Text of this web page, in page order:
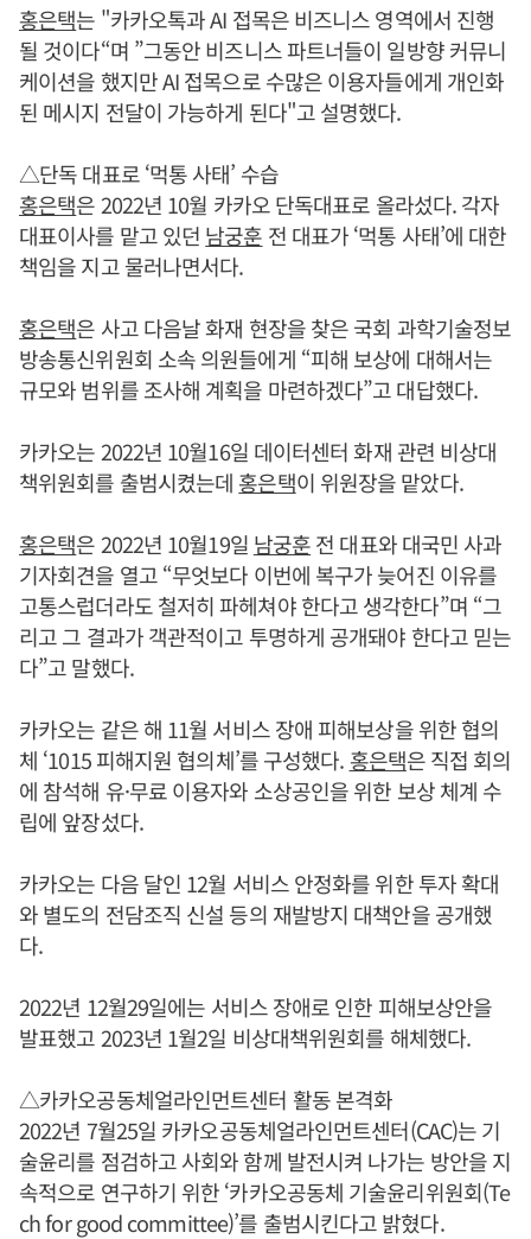
홍은택는 "카카오톡과 AI 접목은 비즈니스 영역에서 진행
될 것이다“며 ”그동안 비즈니스 파트너들이 일방향 커뮤니
케이션을 했지만 AI 접목으로 수많은 이용자들에게 개인화
된 메시지 전달이 가능하게 된다"고 설명했다.
△단독 대표로 ‘먹통 사태’ 수습
홍은택은 2022년 10월 카카오 단독대표로 올라섰다. 각자
대표이사를 맡고 있던 남궁훈 전 대표가 ‘먹통 사태’에 대한
책임을 지고 물러나면서다.
홍은택은 사고 다음날 화재 현장을 찾은 국회 과학기술정보
방송통신위원회 소속 의원들에게 “피해 보상에 대해서는
규모와 범위를 조사해 계획을 마련하겠다”고 대답했다.
카카오는 2022년 10월16일 데이터센터 화재 관련 비상대
책위원회를 출범시켰는데 홍은택이 위원장을 맡았다.
홍은택은 2022년 10월19일 남궁훈전 대표와 대국민 사과
기자회견을 열고 “무엇보다 이번에 복구가 늦어진 이유를
고통스럽더라도 철저히 파헤쳐야 한다고 생각한다”며 “그
리고 그 결과가 객관적이고 투명하게 공개돼야 한다고 믿는
다”고 말했다.
카카오는 같은 해 11월 서비스 장애 피해보상을 위한 협의
체 ‘1015 피해지원 협의체’를 구성했다. 홍은택은 직접 회의
에 참석해 유·무료 이용자와 소상공인을 위한 보상 체계 수
립에 앞장섰다.
카카오는 다음 달인 12월 서비스 안정화를 위한 투자 확대
와 별도의 전담조직 신설 등의 재발방지 대책안을 공개했
다.
2022년 12월29일에는 서비스 장애로 인한 피해보상안을
발표했고 2023년 1월2일 비상대책위원회를 해체했다.
△카카오공동체얼라인먼트센터 활동 본격화
2022년 7월25일 카카오공동체얼라인먼트센터(CAC)는 기
술윤리를 점검하고 사회와 함께 발전시켜 나가는 방안을 지
속적으로 연구하기 위한 ‘카카오공동체 기술윤리위원회(Te
ch for good committee)’를 출범시킨다고 밝혔다.